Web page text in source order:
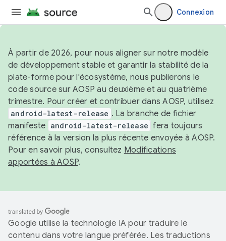
Connexion
À partir de 2026, pour nous aligner sur notre modèle
de développement stable et garantir la stabilité de la
plate-forme pour l'écosystème, nous publierons le
code source sur AOSP au deuxième et au quatrième
trimestre. Pour créer et contribuer dans AOSP, utilisez
android-latest-release . La branche de fichier
manifeste android-latest-release fera toujours
référence à la version la plus récente envoyée à AOSP.
Pour en savoir plus, consultez Modifications
apportées à AOSP.
Google utilise la technologie IA pour traduire le
contenu dans votre langue préférée. Les traductions